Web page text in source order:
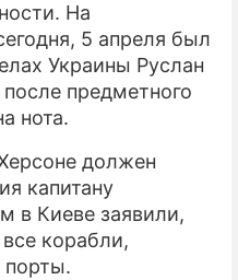
На
5 апреля был
Украины Руслан
предметного
нота.
должен
капитану
в Киеве заявили,
корабли,